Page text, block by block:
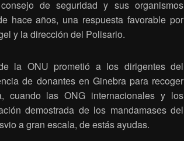
de seguridad y sus organismos
hace años, una respuesta favorable por
y la dirección del Polisario.
la ONU prometió a los dirigentes del
de donantes en Ginebra para recoger
cuando las ONG internacionales y los
demostrada de los mandamases del
a gran escala, de estás ayudas.